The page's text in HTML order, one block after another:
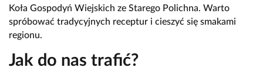
Koła Gospodyń Wiejskich ze Starego Polichna. Warto
spróbować tradycyjnych receptur i cieszyć się smakami
regionu.
Jak do nas trafić?